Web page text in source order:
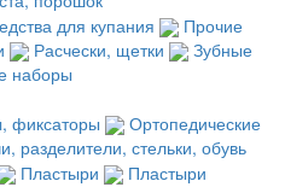
для купания
Прочие
Расчески, щетки
Зубные
наборы
фиксаторы
Ортопедические
разделители, стельки, обувь
Пластыри
Пластыри